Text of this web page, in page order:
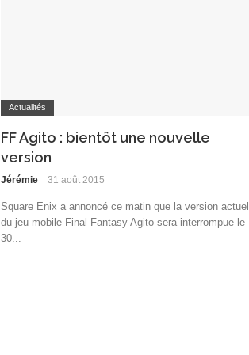
Actualités
FF Agito : bientôt une nouvelle
version
Jérémie 31 août 2015
Square Enix a annoncé ce matin que la version
du jeu mobile Final Fantasy Agito sera interrompue le
30...